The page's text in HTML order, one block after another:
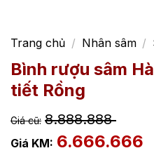
Trang chủ / Nhân sâm /
Bình rượu sâm
tiết Rồng
8.888.888
6.666.666